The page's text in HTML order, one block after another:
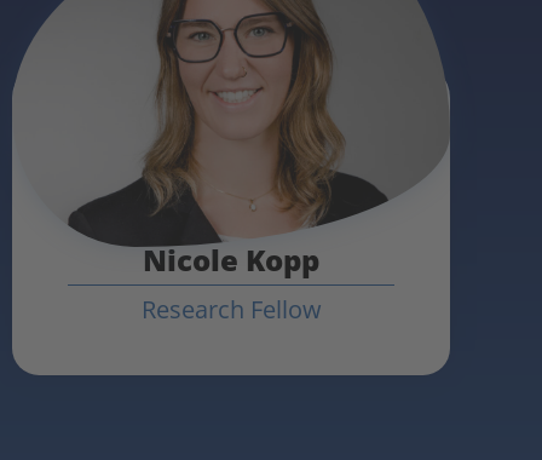
Nicole Kopp
Research Fellow